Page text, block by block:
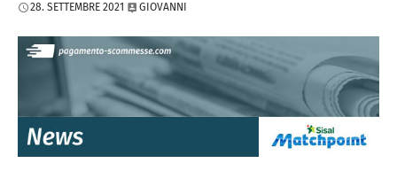
28. SETTEMBRE 2021 GIOVANNI